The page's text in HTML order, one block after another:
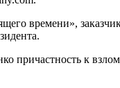
времени»,
причастность к